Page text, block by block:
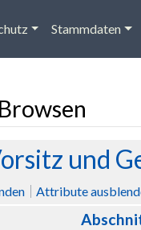
Stammdaten
und
Attribute